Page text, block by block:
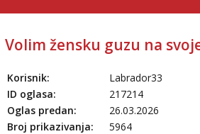
Volim žensku guzu na
Korisnik:
Labrador33
ID oglasa:
217214
Oglas predan:
26.03.2026
Broj prikazivanja:
5964